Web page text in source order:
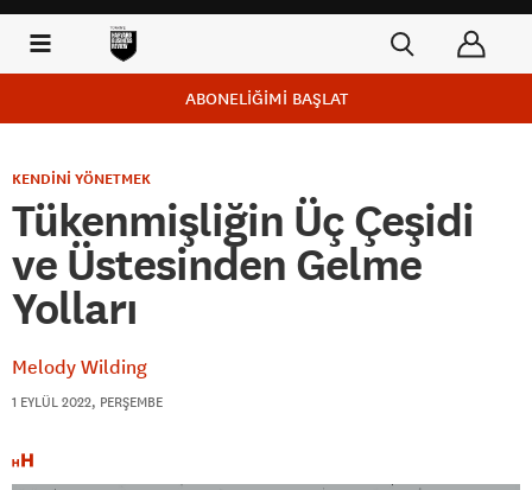
ABONELİĞİMİ BAŞLAT
KENDİNİ YÖNETMEK
Tükenmişliğin Üç Çeşidi
ve Üstesinden Gelme
Yolları
Melody Wilding
1 EYLÜL 2022, PERŞEMBE